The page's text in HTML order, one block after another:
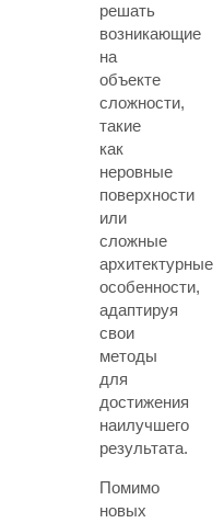
решать
возникающие
на
объекте
сложности,
такие
как
неровные
поверхности
или
сложные
архитектурные
особенности,
адаптируя
свои
методы
для
достижения
наилучшего
результата.
Помимо
новых